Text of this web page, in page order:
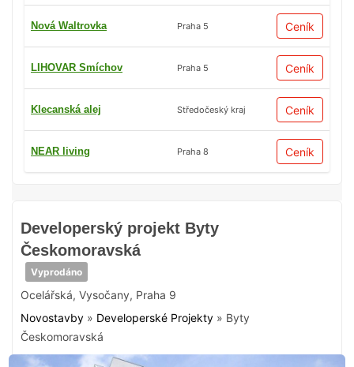
Developerský projekt Byty
Českomoravská
Vyprodáno
Ocelářská, Vysočany, Praha 9
Novostavby » Developerské Projekty » Byty
Českomoravská
Nová Waltrovka Praha 5 Ceník
LIHOVAR Smíchov Praha 5 Ceník
Klecanská alej Středočeský kraj Ceník
NEAR living Praha 8 Ceník